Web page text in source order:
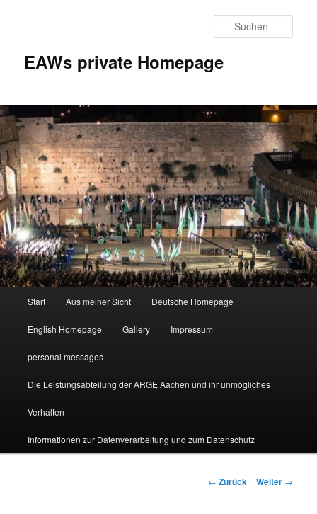
EAWs private Homepage
Start Aus meiner Sicht Deutsche Homepage
English Homepage Gallery Impressum
personal messages
Die Leistungsabteilung der ARGE Aachen und ihr unmögliches
Verhalten
Informationen zur Datenverarbeitung und zum Datenschutz
Beitragsnavigation
← Zurück Weiter →